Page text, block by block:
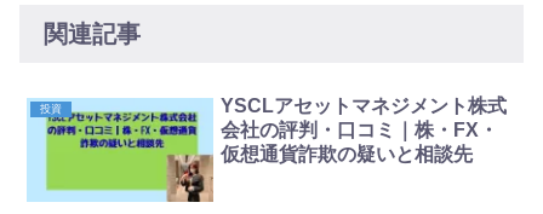
関連記事
投資
YSCLアセットマネジメント株式
会社の評判・口コミ｜株・FX・
仮想通貨詐欺の疑いと相談先